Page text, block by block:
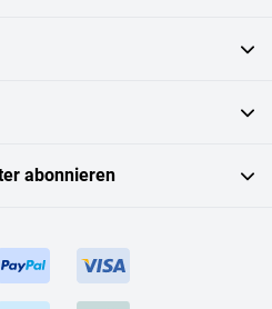
abonnieren